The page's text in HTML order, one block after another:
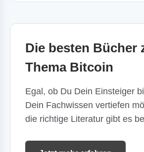
Die besten Bücher
Thema Bitcoin
Egal, ob Du Dein Einsteiger
Dein Fachwissen vertiefen
die richtige Literatur gibt es